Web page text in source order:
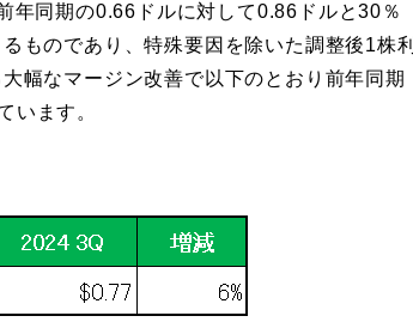
年同期の0.66ドルに対して0.86ドルと30％
ものであり、特殊要因を除いた調整後1株利
幅なマージン改善で以下のとおり前年同期
います。